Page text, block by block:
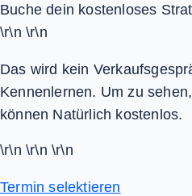
Buche dein kostenloses
\r\n \r\n
Das wird kein
Kennenlernen. Um zu
können Natürlich kostenlos.
\r\n \r\n \r\n
Termin selektieren